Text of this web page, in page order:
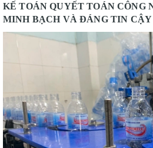
KẾ TOÁN QUYẾT TOÁN CÔNG
MINH BẠCH VÀ ĐÁNG TIN CẬY